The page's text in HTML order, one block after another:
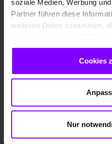
soziale Medien, Werbung
Partner führen diese
weiteren Daten zusammen,
gesammelt haben.
Cookies
Nur
Fahrzeugbilder